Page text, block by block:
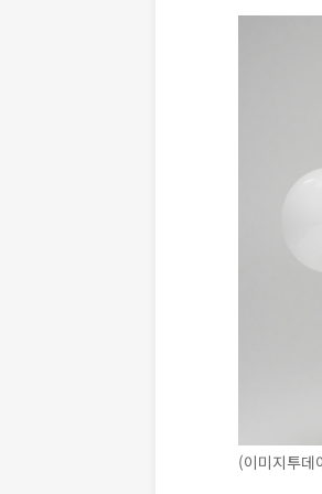
(이미지투데